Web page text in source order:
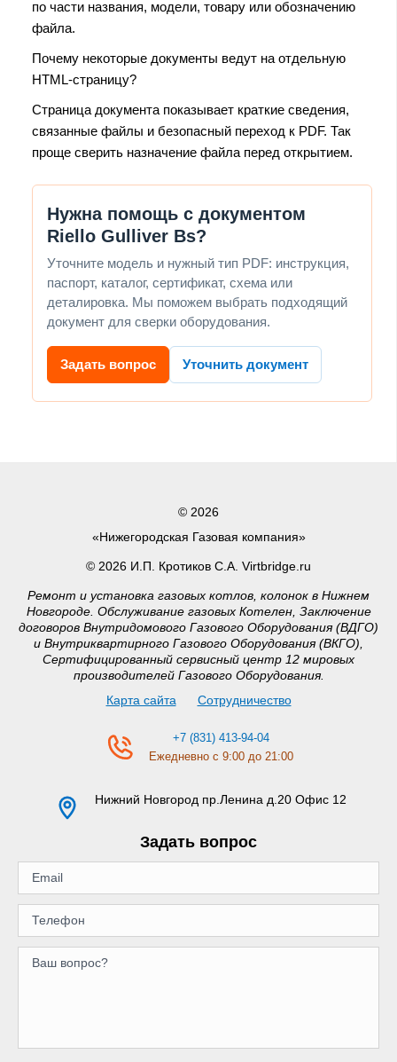
по части названия, модели, товару или обозначению
файла.
Почему некоторые документы ведут на отдельную
HTML-страницу?
Страница документа показывает краткие сведения,
связанные файлы и безопасный переход к PDF. Так
проще сверить назначение файла перед открытием.
Нужна помощь с документом
Riello Gulliver Bs?
Уточните модель и нужный тип PDF: инструкция,
паспорт, каталог, сертификат, схема или
деталировка. Мы поможем выбрать подходящий
документ для сверки оборудования.
Задать вопрос Уточнить документ
© 2026
«Нижегородская Газовая компания»
© 2026 И.П. Кротиков С.А. Virtbridge.ru
Ремонт и установка газовых котлов, колонок в Нижнем
Новгороде. Обслуживание газовых Котелен, Заключение
договоров Внутридомового Газового Оборудования (ВДГО)
и Внутриквартирного Газового Оборудования (ВКГО),
Сертифицированный сервисный центр 12 мировых
производителей Газового Оборудования.
Карта сайта
Сотрудничество
+7 (831) 413-94-04
Ежедневно с 9:00 до 21:00
Нижний Новгород пр.Ленина д.20 Офис 12
Задать вопрос